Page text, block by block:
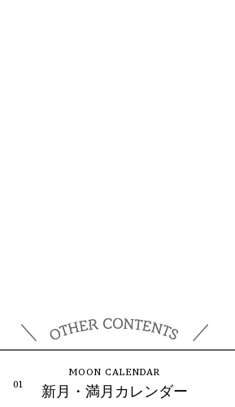
新月・満月カレンダー